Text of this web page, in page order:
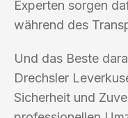
Experten sorgen
während des
Und das Beste
Drechsler
Sicherheit und